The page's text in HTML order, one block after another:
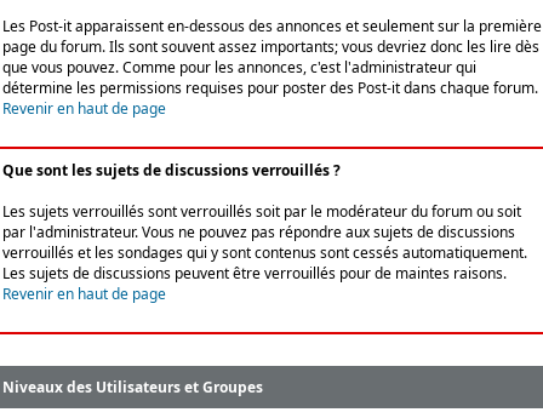
Les Post-it apparaissent en-dessous des annonces et seulement sur la première
page du forum. Ils sont souvent assez importants; vous devriez donc les lire dès
que vous pouvez. Comme pour les annonces, c'est l'administrateur qui
détermine les permissions requises pour poster des Post-it dans chaque forum.
Revenir en haut de page
Que sont les sujets de discussions verrouillés ?
Les sujets verrouillés sont verrouillés soit par le modérateur du forum ou soit
par l'administrateur. Vous ne pouvez pas répondre aux sujets de discussions
verrouillés et les sondages qui y sont contenus sont cessés automatiquement.
Les sujets de discussions peuvent être verrouillés pour de maintes raisons.
Revenir en haut de page
Niveaux des Utilisateurs et Groupes